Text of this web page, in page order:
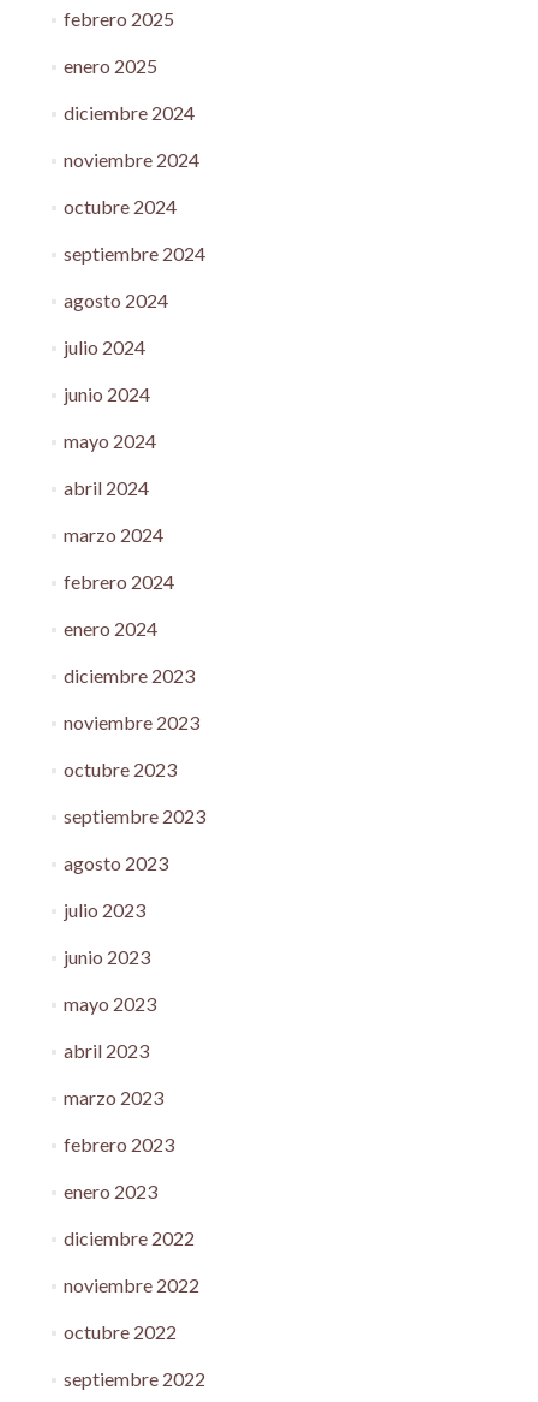
febrero 2025
enero 2025
diciembre 2024
noviembre 2024
octubre 2024
septiembre 2024
agosto 2024
julio 2024
junio 2024
mayo 2024
abril 2024
marzo 2024
febrero 2024
enero 2024
diciembre 2023
noviembre 2023
octubre 2023
septiembre 2023
agosto 2023
julio 2023
junio 2023
mayo 2023
abril 2023
marzo 2023
febrero 2023
enero 2023
diciembre 2022
noviembre 2022
octubre 2022
septiembre 2022